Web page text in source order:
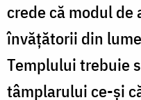
crede că modul de
învățătorii din
Templului trebuie
tâmplarului ce-și